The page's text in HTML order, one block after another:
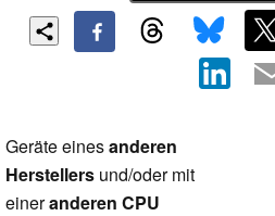
Geräte einesanderen
Herstellers und/oder mit
eineranderen CPU